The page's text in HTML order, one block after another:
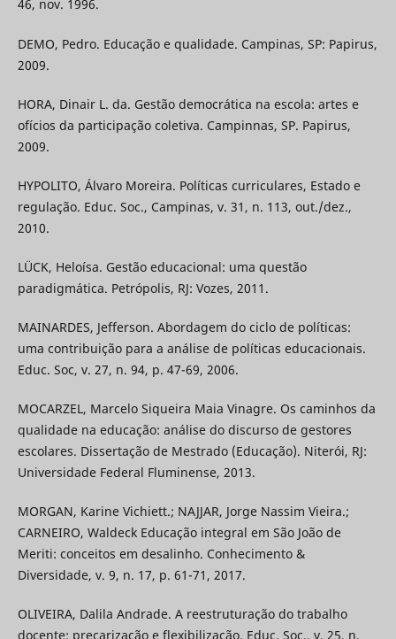
46, nov. 1996.
DEMO, Pedro. Educação e qualidade. Campinas, SP: Papirus,
2009.
HORA, Dinair L. da. Gestão democrática na escola: artes e
ofícios da participação coletiva. Campinnas, SP. Papirus,
2009.
HYPOLITO, Álvaro Moreira. Políticas curriculares, Estado e
regulação. Educ. Soc., Campinas, v. 31, n. 113, out./dez.,
2010.
LÜCK, Heloísa. Gestão educacional: uma questão
paradigmática. Petrópolis, RJ: Vozes, 2011.
MAINARDES, Jefferson. Abordagem do ciclo de políticas:
uma contribuição para a análise de políticas educacionais.
Educ. Soc, v. 27, n. 94, p. 47-69, 2006.
MOCARZEL, Marcelo Siqueira Maia Vinagre. Os caminhos da
qualidade na educação: análise do discurso de gestores
escolares. Dissertação de Mestrado (Educação). Niterói, RJ:
Universidade Federal Fluminense, 2013.
MORGAN, Karine Vichiett.; NAJJAR, Jorge Nassim Vieira.;
CARNEIRO, Waldeck Educação integral em São João de
Meriti: conceitos em desalinho. Conhecimento &
Diversidade, v. 9, n. 17, p. 61-71, 2017.
OLIVEIRA, Dalila Andrade. A reestruturação do trabalho
docente: precarização e flexibilização. Educ. Soc., v. 25, n.